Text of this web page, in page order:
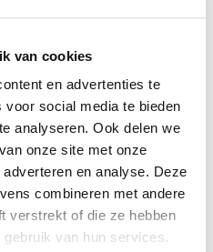
van cookies
en advertenties te
social media te bieden
analyseren. Ook delen we
onze site met onze
en analyse. Deze
combineren met andere
verstrekt of die ze hebben
van hun services.
van onze
u zeker dat u een auto
is. Wij bieden u de
2 afleverpakketten. En
de mogelijkheden!
ons uw auto, caravan,
Onze